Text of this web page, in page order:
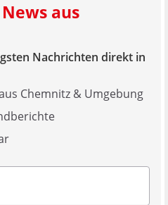
aus
Nachrichten direkt in
Chemnitz & Umgebung